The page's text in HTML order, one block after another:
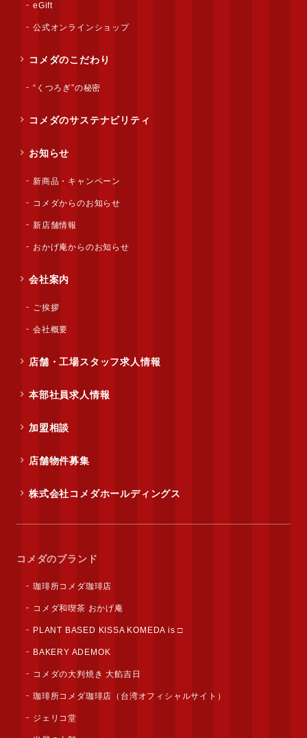
eGift
公式オンラインショップ
コメダのこだわり
“くつろぎ”の秘密
コメダのサステナビリティ
お知らせ
新商品・キャンペーン
コメダからのお知らせ
新店舗情報
おかげ庵からのお知らせ
会社案内
ご挨拶
会社概要
店舗・工場スタッフ求人情報
本部社員求人情報
加盟相談
店舗物件募集
株式会社コメダホールディングス
コメダのブランド
珈琲所コメダ珈琲店
コメダ和喫茶 おかげ庵
PLANT BASED KISSA KOMEDA is □
BAKERY ADEMOK
コメダの大判焼き 大餡吉日
珈琲所コメダ珈琲店（台湾オフィシャルサイト）
ジェリコ堂